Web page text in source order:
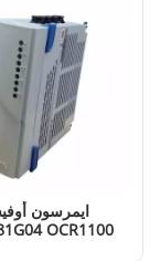
ايمرسون